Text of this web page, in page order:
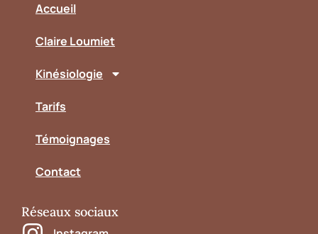
Accueil
Claire Loumiet
Kinésiologie
Tarifs
Témoignages
Contact
Réseaux sociaux